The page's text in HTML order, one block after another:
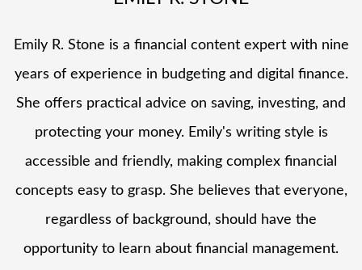
Emily R. Stone is a financial content expert with nine
years of experience in budgeting and digital finance.
She offers practical advice on saving, investing, and
protecting your money. Emily's writing style is
accessible and friendly, making complex financial
concepts easy to grasp. She believes that everyone,
regardless of background, should have the
opportunity to learn about financial management.